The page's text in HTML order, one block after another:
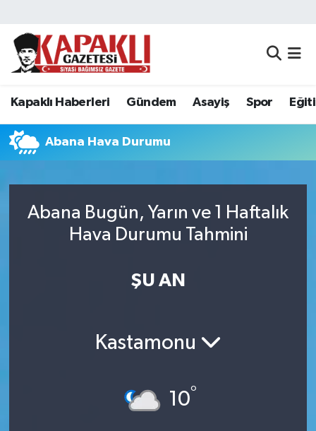
Kapaklı Haberleri Gündem Asayiş Spor
Abana Hava Durumu
Abana Bugün, Yarın ve 1 Haftalık
Hava Durumu Tahmini
ŞU AN
Kastamonu
10°
Kapaklı Haberleri
Asayiş
Spor
Siyaset
Tekirdağ Nöbetçi Eczaneler
Tekirdağ Namaz Vakitleri
Tekirdağ Trafik Yoğunluk Haritası
Tüm Manşetler